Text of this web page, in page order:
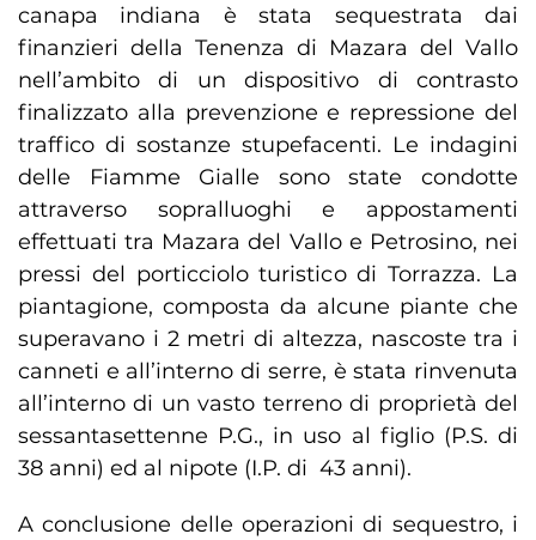
canapa indiana è stata sequestrata dai
finanzieri della Tenenza di Mazara del Vallo
nell’ambito di un dispositivo di contrasto
finalizzato alla prevenzione e repressione del
traffico di sostanze stupefacenti. Le indagini
delle Fiamme Gialle sono state condotte
attraverso sopralluoghi e appostamenti
effettuati tra Mazara del Vallo e Petrosino, nei
pressi del porticciolo turistico di Torrazza. La
piantagione, composta da alcune piante che
superavano i 2 metri di altezza, nascoste tra i
canneti e all’interno di serre, è stata rinvenuta
all’interno di un vasto terreno di proprietà del
sessantasettenne P.G., in uso al figlio (P.S. di
38 anni) ed al nipote (I.P. di 43 anni).
A conclusione delle operazioni di sequestro, i